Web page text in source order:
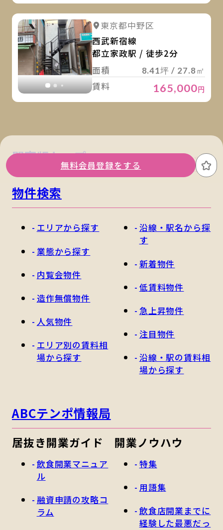
詳細を見る
東京都中野区
西武新宿線
都立家政駅 / 徒歩2分
面積
8.41坪 / 27.8㎡
賃料 165,000円
無料会員登録をする お
関東版トップ 関西版トップ
物件検索
エリアから探す
業態から探す
内覧会物件
造作無償物件
人気物件
エリア別の賃料相
場から探す
沿線・駅名から探
す
新着物件
低賃料物件
急上昇物件
注目物件
沿線・駅の賃料相
場から探す
ABCテンポ情報局
居抜き開業ガイド
飲食開業マニュア
ル
融資申請の攻略コ
ラム
開業ノウハウ
特集
用語集
飲食店開業までに
経験した最悪だっ